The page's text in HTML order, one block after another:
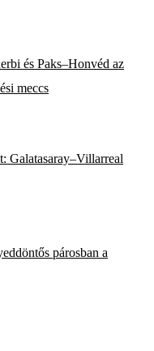
és Paks–Honvéd az
meccs
Galatasaray–Villarreal
párosban a